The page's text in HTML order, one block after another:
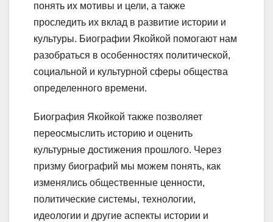
понять их мотивы и цели, а также
проследить их вклад в развитие истории и
культуры. Биографии Якойкой помогают нам
разобраться в особенностях политической,
социальной и культурной сферы общества
определенного времени.
Биография Якойкой также позволяет
переосмыслить историю и оценить
культурные достижения прошлого. Через
призму биографий мы можем понять, как
изменялись общественные ценности,
политические системы, технологии,
идеологии и другие аспекты истории и